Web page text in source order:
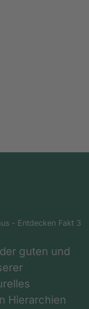
guten und
Hierarchien